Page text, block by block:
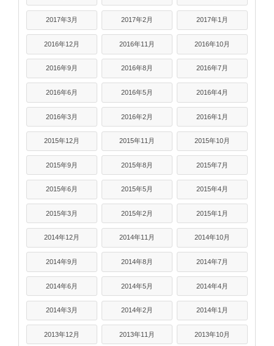
2017年3月 2017年2月 2017年1月
2016年12月 2016年11月 2016年10月
2016年9月 2016年8月 2016年7月
2016年6月 2016年5月 2016年4月
2016年3月 2016年2月 2016年1月
2015年12月 2015年11月 2015年10月
2015年9月 2015年8月 2015年7月
2015年6月 2015年5月 2015年4月
2015年3月 2015年2月 2015年1月
2014年12月 2014年11月 2014年10月
2014年9月 2014年8月 2014年7月
2014年6月 2014年5月 2014年4月
2014年3月 2014年2月 2014年1月
2013年12月 2013年11月 2013年10月